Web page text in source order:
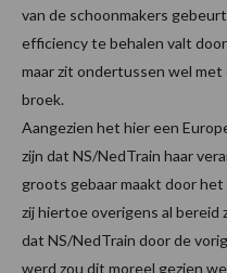
van de schoonmakers
efficiency te behalen valt
maar zit ondertussen wel
broek.
Aangezien het hier een
zijn dat NS/NedTrain haar
groots gebaar maakt door
zij hiertoe overigens al
dat NS/NedTrain door de
werd zou dit moreel gezien